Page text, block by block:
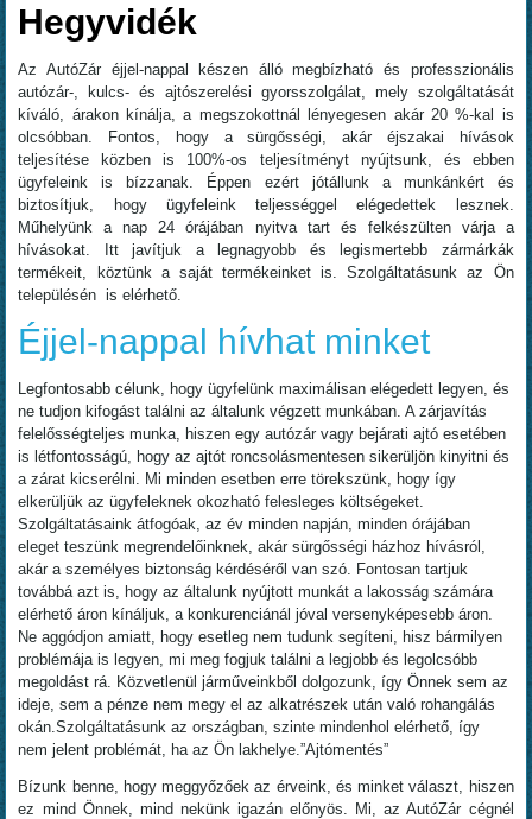
Hegyvidék
Az AutóZár éjjel-nappal készen álló megbízható és professzionális
autózár-, kulcs- és ajtószerelési gyorsszolgálat, mely szolgáltatását
kíváló, árakon kínálja, a megszokottnál lényegesen akár 20 %-kal is
olcsóbban. Fontos, hogy a sürgősségi, akár éjszakai hívások
teljesítése közben is 100%-os teljesítményt nyújtsunk, és ebben
ügyfeleink is bízzanak. Éppen ezért jótállunk a munkánkért és
biztosítjuk, hogy ügyfeleink teljességgel elégedettek lesznek.
Műhelyünk a nap 24 órájában nyitva tart és felkészülten várja a
hívásokat. Itt javítjuk a legnagyobb és legismertebb zármárkák
termékeit, köztünk a saját termékeinket is. Szolgáltatásunk az Ön
településén is elérhető.
Éjjel-nappal hívhat minket
Legfontosabb célunk, hogy ügyfelünk maximálisan elégedett legyen, és
ne tudjon kifogást találni az általunk végzett munkában. A zárjavítás
felelősségteljes munka, hiszen egy autózár vagy bejárati ajtó esetében
is létfontosságú, hogy az ajtót roncsolásmentesen sikerüljön kinyitni és
a zárat kicserélni. Mi minden esetben erre törekszünk, hogy így
elkerüljük az ügyfeleknek okozható felesleges költségeket.
Szolgáltatásaink átfogóak, az év minden napján, minden órájában
eleget teszünk megrendelőinknek, akár sürgősségi házhoz hívásról,
akár a személyes biztonság kérdéséről van szó. Fontosan tartjuk
továbbá azt is, hogy az általunk nyújtott munkát a lakosság számára
elérhető áron kínáljuk, a konkurenciánál jóval versenyképesebb áron.
Ne aggódjon amiatt, hogy esetleg nem tudunk segíteni, hisz bármilyen
problémája is legyen, mi meg fogjuk találni a legjobb és legolcsóbb
megoldást rá. Közvetlenül járműveinkből dolgozunk, így Önnek sem az
ideje, sem a pénze nem megy el az alkatrészek után való rohangálás
okán.Szolgáltatásunk az országban, szinte mindenhol elérhető, így
nem jelent problémát, ha az Ön lakhelye.”Ajtómentés”
Bízunk benne, hogy meggyőzőek az érveink, és minket választ, hiszen
ez mind Önnek, mind nekünk igazán előnyös. Mi, az AutóZár cégnél